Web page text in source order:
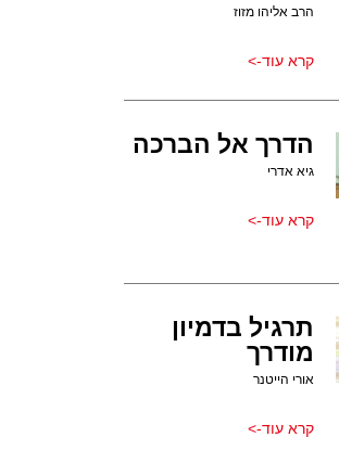
הרב אליהו מזוז
קרא עוד->
הדרך אל הברכה
גיא אדרי
קרא עוד->
תרגיל בדמיון
מודרך
אורי הייטנר
קרא עוד->